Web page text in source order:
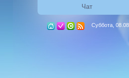
Чат
Суббота,